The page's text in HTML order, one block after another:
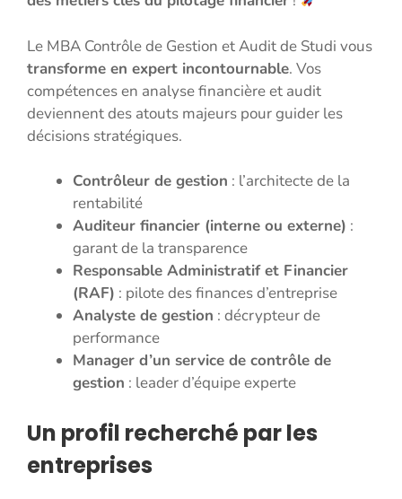
Le MBA Contrôle de Gestion et Audit de Studi vous
transforme en expert incontournable. Vos
compétences en analyse financière et audit
deviennent des atouts majeurs pour guider les
décisions stratégiques.
Contrôleur de gestion : l’architecte de la
rentabilité
Auditeur financier (interne ou externe) :
garant de la transparence
Responsable Administratif et Financier
(RAF) : pilote des finances d’entreprise
Analyste de gestion : décrypteur de
performance
Manager d’un service de contrôle de
gestion : leader d’équipe experte
Un profil recherché par les
entreprises